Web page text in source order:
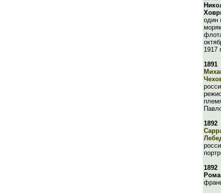
один
1917
1891
1892
1892